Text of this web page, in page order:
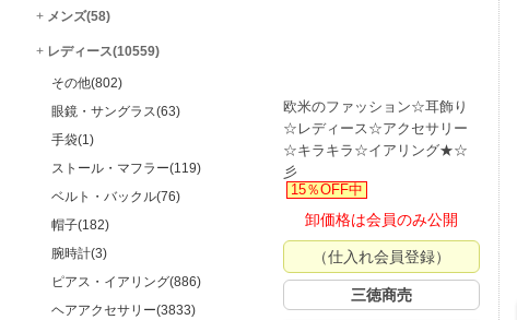
+ メンズ(58)
+ レディース(10559)
その他(802)
眼鏡・サングラス(63)
手袋(1)
ストール・マフラー(119)
ベルト・バックル(76)
帽子(182)
腕時計(3)
ピアス・イアリング(886)
ヘアアクセサリー(3833)
欧米のファッション☆耳飾り
☆レディース☆アクセサリー
☆キラキラ☆イアリング★☆
彡
15％OFF中
卸価格は会員のみ公開
（仕入れ会員登録）
三徳商売